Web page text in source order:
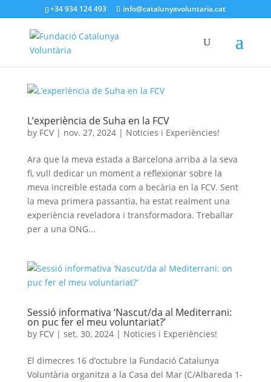
+34 934 124 493 info@catalunyavoluntaria.cat
L’experiència de Suha en la FCV
by FCV| nov. 27, 2024| Noticies i Experiències!
Ara que la meva estada a Barcelona arriba a la seva
fi, vull dedicar un moment a reflexionar sobre la
meva increïble estada com a becària en la FCV. Sent
la meva primera passantia, ha estat realment una
experiència reveladora i transformadora. Treballar
per a una ONG...
Sessió informativa ‘Nascut/da al Mediterrani:
on puc fer el meu voluntariat?’
by FCV| set. 30, 2024| Noticies i Experiències!
El dimecres 16 d’octubre la Fundació Catalunya
Voluntària organitza a la Casa del Mar (C/Albareda 1-